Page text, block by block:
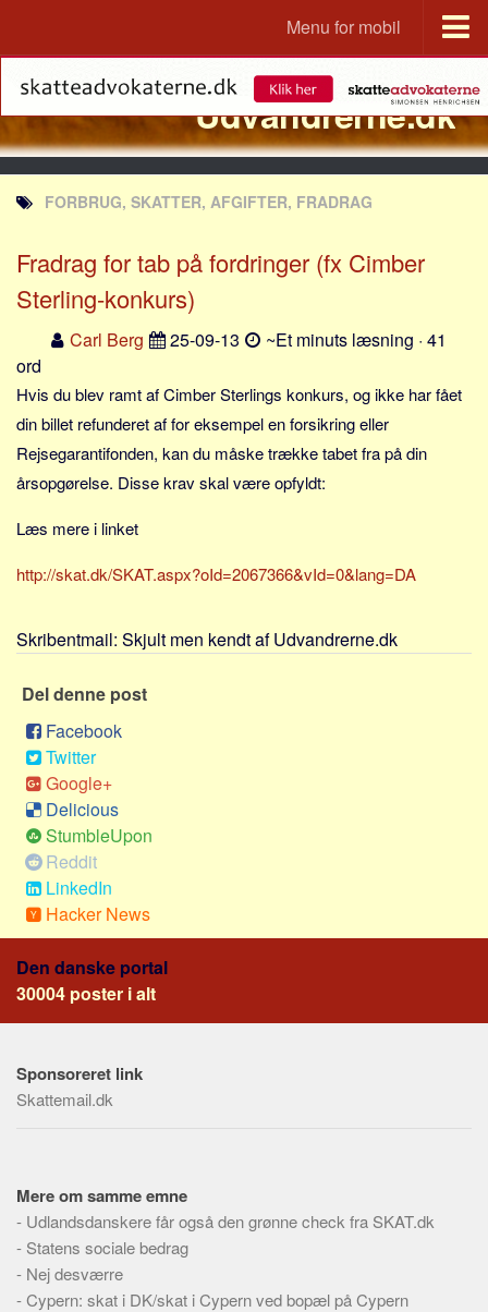
Menu for mobil
Portal
Udvandrerne.dk
Utvandrerne.no
Utvandrarna.se
Tyskland.dk
England.dk
Rusland.dk
Lande
Tyrkiet
Spanien
Frankrig
Sverige
Norge
Thailand
Grækenland
Alle
Nøgleord
Bolig
Job
Virksomhed
Investering
Pension og opsparing
Social sikring og sundhed
Aspekter
Jura og regler
Skatter og afgifter
Praktisk
Udvandrerne.dk
FORBRUG, SKATTER, AFGIFTER, FRADRAG
Fradrag for tab på fordringer (fx Cimber
Sterling-konkurs)
Carl Berg 25-09-13
~Et minuts læsning · 41
ord
Hvis du blev ramt af Cimber Sterlings konkurs, og ikke har fået
din billet refunderet af for eksempel en forsikring eller
Rejsegarantifonden, kan du måske trække tabet fra på din
årsopgørelse. Disse krav skal være opfyldt:
Læs mere i linket
http://skat.dk/SKAT.aspx?oId=2067366&vId=0&lang=DA
Skribentmail: Skjult men kendt af Udvandrerne.dk
Del denne post
Facebook
Twitter
Google+
Delicious
StumbleUpon
Reddit
LinkedIn
Hacker News
Den danske portal
30004 poster i alt
Sponsoreret link
Skattemail.dk
Mere om samme emne
- Udlandsdanskere får også den grønne check fra SKAT.dk
- Statens sociale bedrag
- Nej desværre
-Cypern: skat i DK/skat i Cypern ved bopæl på Cypern